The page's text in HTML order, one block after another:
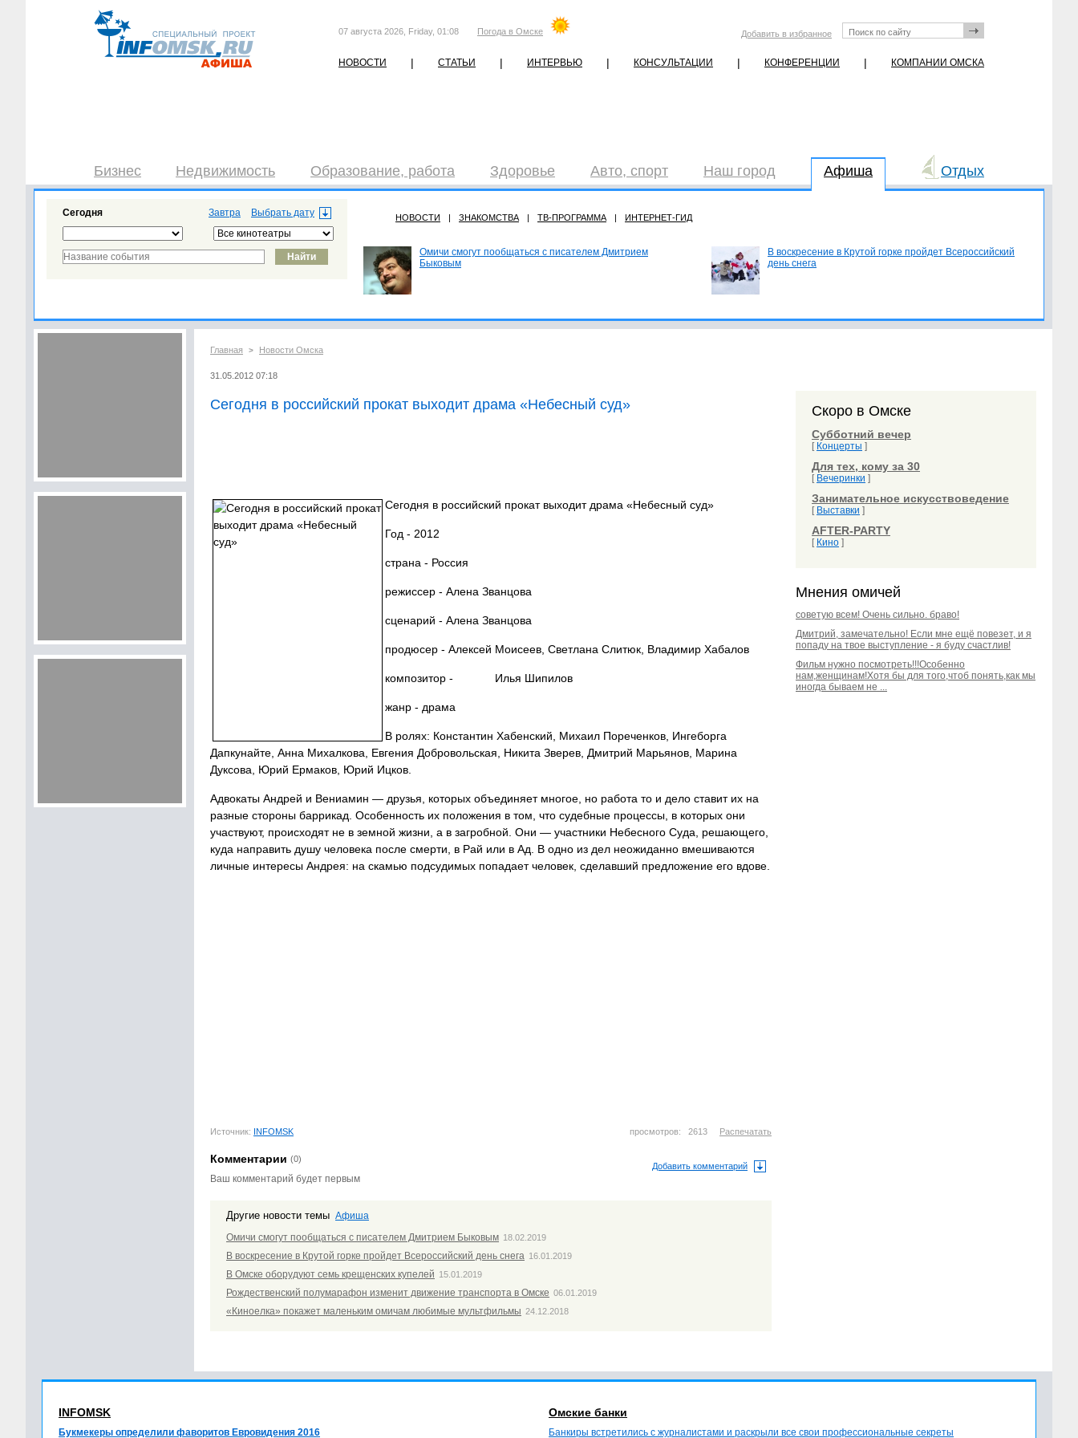
07 августа 2026, Friday, 01:08 Погода в Омске Добавить в избранное
НОВОСТИ | СТАТЬИ | ИНТЕРВЬЮ | КОНСУЛЬТАЦИИ | КОНФЕРЕНЦИИ | КОМПАНИИ ОМСКА
Бизнес Недвижимость Образование, работа Здоровье Авто, спорт Наш город Афиша Отдых
Завтра
Сегодня НОВОСТИ | ЗНАКОМСТВА | ТВ-ПРОГРАММА | ИНТЕРНЕТ-ГИД
Омичи смогут пообщаться с писателем Дмитрием
Быковым
В воскресение в Крутой горке пройдет Всероссийский
день снега
Главная > Новости Омска
31.05.2012 07:18
Сегодня в российский прокат выходит драма «Небесный суд»
Сегодня в российский прокат выходит драма «Небесный суд»
Год - 2012
страна - Россия
режиссер - Алена Званцова
сценарий - Алена Званцова
продюсер - Алексей Моисеев, Светлана Слитюк, Владимир Хабалов
композитор - Илья Шипилов
жанр - драма
В ролях: Константин Хабенский, Михаил Пореченков, Ингеборга
Дапкунайте, Анна Михалкова, Евгения Добровольская, Никита Зверев, Дмитрий Марьянов, Марина
Дуксова, Юрий Ермаков, Юрий Ицков.
Адвокаты Андрей и Вениамин — друзья, которых объединяет многое, но работа то и дело ставит их на
разные стороны баррикад. Особенность их положения в том, что судебные процессы, в которых они
участвуют, происходят не в земной жизни, а в загробной. Они — участники Небесного Суда, решающего,
куда направить душу человека после смерти, в Рай или в Ад. В одно из дел неожиданно вмешиваются
личные интересы Андрея: на скамью подсудимых попадает человек, сделавший предложение его вдове.
просмотров: 2613 Распечатать
Источник: INFOMSK
Добавить комментарий
Комментарии (0)
Ваш комментарий будет первым
Другие новости темы Афиша
Омичи смогут пообщаться с писателем Дмитрием Быковым 18.02.2019
В воскресение в Крутой горке пройдет Всероссийский день снега 16.01.2019
В Омске оборудуют семь крещенских купелей 15.01.2019
Рождественский полумарафон изменит движение транспорта в Омске 06.01.2019
«Киноелка» покажет маленьким омичам любимые мультфильмы 24.12.2018
Скоро в Омске
Субботний вечер
[ Концерты ]
Для тех, кому за 30
[ Вечеринки ]
Занимательное искусствоведение
[ Выставки ]
AFTER-PARTY
[ Кино ]
Мнения омичей
советую всем! Очень сильно. браво!
Дмитрий, замечательно! Если мне ещё повезет, и я
попаду на твое выступление - я буду счастлив!
Фильм нужно посмотреть!!!Особенно
нам,женщинам!Хотя бы для того,чтоб понять,как мы
иногда бываем не ...
INFOMSK
Букмекеры определили фаворитов Евровидения 2016
Омские банки
Банкиры встретились с журналистами и раскрыли все свои профессиональные секреты